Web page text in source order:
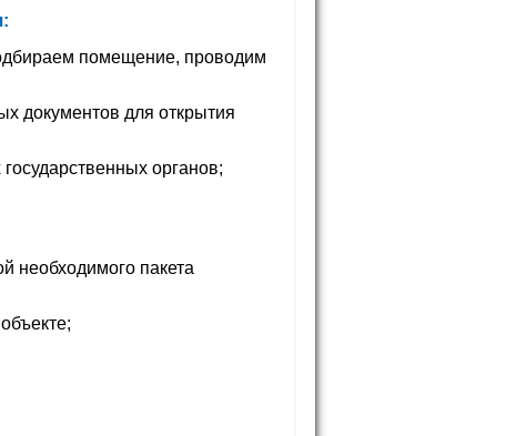
помещение, проводим
документов для открытия
органов;
необходимого пакета